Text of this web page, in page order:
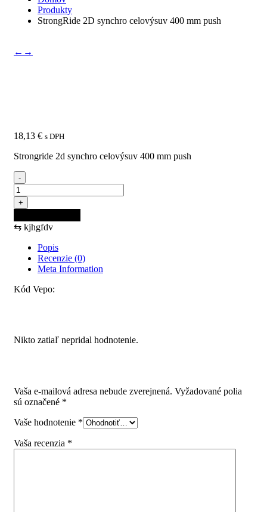
Produkty
StrongRide 2D synchro celovýsuv 400 mm push
← →
18,13 € s DPH
Strongride 2d synchro celovýsuv 400 mm push
-
množstvo
StrongRide
2D
synchro
celovýsuv
push
+
⇆ kjhgfdv
Popis
Recenzie (0)
Meta Information
Kód Vepo:
Nikto zatiaľ nepridal hodnotenie.
Vaša e-mailová adresa nebude zverejnená. Vyžadované polia
sú označené *
Vaše hodnotenie *
Vaša recenzia *